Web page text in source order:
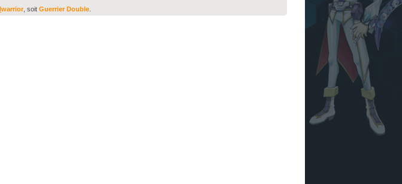
warrior, soit Guerrier Double.